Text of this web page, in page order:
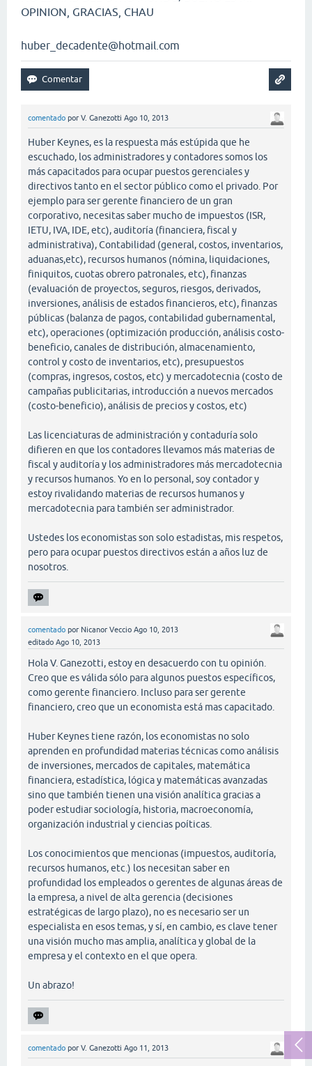
OPINION, GRACIAS, CHAU
huber_decadente@hotmail.com
comentado por V. Ganezotti Ago 10, 2013
Huber Keynes, es la respuesta más estúpida que he
escuchado, los administradores y contadores somos los
más capacitados para ocupar puestos gerenciales y
directivos tanto en el sector público como el privado. Por
ejemplo para ser gerente financiero de un gran
corporativo, necesitas saber mucho de impuestos (ISR,
IETU, IVA, IDE, etc), auditoría (financiera, fiscal y
administrativa), Contabilidad (general, costos, inventarios,
aduanas,etc), recursos humanos (nómina, liquidaciones,
finiquitos, cuotas obrero patronales, etc), finanzas
(evaluación de proyectos, seguros, riesgos, derivados,
inversiones, análisis de estados financieros, etc), finanzas
públicas (balanza de pagos, contabilidad gubernamental,
etc), operaciones (optimización producción, análisis costo-
beneficio, canales de distribución, almacenamiento,
control y costo de inventarios, etc), presupuestos
(compras, ingresos, costos, etc) y mercadotecnia (costo de
campañas publicitarias, introducción a nuevos mercados
(costo-beneficio), análisis de precios y costos, etc)
Las licenciaturas de administración y contaduría solo
difieren en que los contadores llevamos más materias de
fiscal y auditoría y los administradores más mercadotecnia
y recursos humanos. Yo en lo personal, soy contador y
estoy rivalidando materias de recursos humanos y
mercadotecnia para también ser administrador.
Ustedes los economistas son solo estadistas, mis respetos,
pero para ocupar puestos directivos están a años luz de
nosotros.
comentado por Nicanor Veccio Ago 10, 2013
editado Ago 10, 2013
Hola V. Ganezotti, estoy en desacuerdo con tu opinión.
Creo que es válida sólo para algunos puestos específicos,
como gerente financiero. Incluso para ser gerente
financiero, creo que un economista está mas capacitado.
Huber Keynes tiene razón, los economistas no solo
aprenden en profundidad materias técnicas como análisis
de inversiones, mercados de capitales, matemática
financiera, estadística, lógica y matemáticas avanzadas
sino que también tienen una visión analítica gracias a
poder estudiar sociología, historia, macroeconomía,
organización industrial y ciencias poíticas.
Los conocimientos que mencionas (impuestos, auditoría,
recursos humanos, etc.) los necesitan saber en
profundidad los empleados o gerentes de algunas áreas de
la empresa, a nivel de alta gerencia (decisiones
estratégicas de largo plazo), no es necesario ser un
especialista en esos temas, y sí, en cambio, es clave tener
una visión mucho mas amplia, analítica y global de la
empresa y el contexto en el que opera.
Un abrazo!
comentado por V. Ganezotti Ago 11, 2013